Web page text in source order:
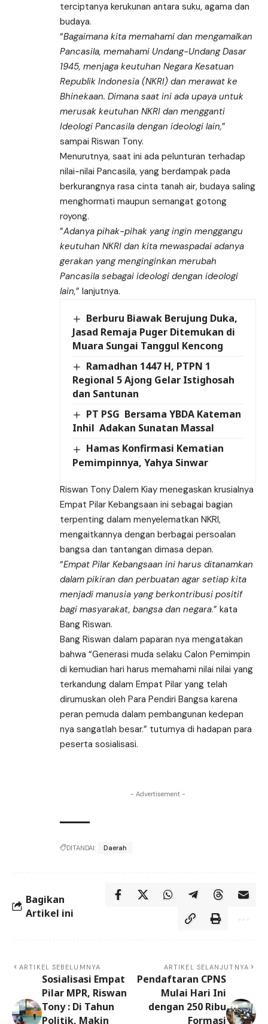
terciptanya kerukunan antara suku, agama dan
budaya.
“Bagaimana kita memahami dan mengamalkan
Pancasila, memahami Undang-Undang Dasar
1945, menjaga keutuhan Negara Kesatuan
Republik Indonesia (NKRI) dan merawat ke
Bhinekaan. Dimana saat ini ada upaya untuk
merusak keutuhan NKRI dan mengganti
Ideologi Pancasila dengan ideologi lain,”
sampai Riswan Tony.
Menurutnya, saat ini ada pelunturan terhadap
nilai-nilai Pancasila, yang berdampak pada
berkurangnya rasa cinta tanah air, budaya saling
menghormati maupun semangat gotong
royong.
”Adanya pihak-pihak yang ingin menggangu
keutuhan NKRI dan kita mewaspadai adanya
gerakan yang menginginkan merubah
Pancasila sebagai ideologi dengan ideologi
lain,” lanjutnya.
Berburu Biawak Berujung Duka,
Jasad Remaja Puger Ditemukan di
Muara Sungai Tanggul Kencong
Ramadhan 1447 H, PTPN 1
Regional 5 Ajong Gelar Istighosah
dan Santunan
PT PSG Bersama YBDA Kateman
Inhil Adakan Sunatan Massal
Hamas Konfirmasi Kematian
Pemimpinnya, Yahya Sinwar
Riswan Tony Dalem Kiay menegaskan krusialnya
Empat Pilar Kebangsaan ini sebagai bagian
terpenting dalam menyelematkan NKRI,
mengaitkannya dengan berbagai persoalan
bangsa dan tantangan dimasa depan.
“Empat Pilar Kebangsaan ini harus ditanamkan
dalam pikiran dan perbuatan agar setiap kita
menjadi manusia yang berkontribusi positif
bagi masyarakat, bangsa dan negara.” kata
Bang Riswan.
Bang Riswan dalam paparan nya mengatakan
bahwa “Generasi muda selaku Calon Pemimpin
di kemudian hari harus memahami nilai nilai yang
terkandung dalam Empat Pilar yang telah
dirumuskan oleh Para Pendiri Bangsa karena
peran pemuda dalam pembangunan kedepan
nya sangatlah besar.” tuturnya di hadapan para
peserta sosialisasi.
- Advertisement -
DITANDAI: Daerah
Bagikan
Artikel ini
ARTIKEL SEBELUMNYA
Sosialisasi Empat
Pilar MPR, Riswan
Tony : Di Tahun
Politik, Makin
ARTIKEL SELANJUTNYA
Pendaftaran CPNS
Mulai Hari Ini
dengan 250 Ribu
Formasi